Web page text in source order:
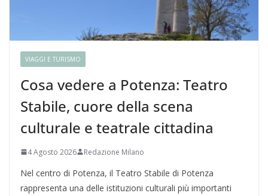
VIAGGI E TURISMO
Cosa vedere a Potenza: Teatro
Stabile, cuore della scena
culturale e teatrale cittadina
4 Agosto 2026 Redazione Milano
Nel centro di Potenza, il Teatro Stabile di Potenza
rappresenta una delle istituzioni culturali più importanti